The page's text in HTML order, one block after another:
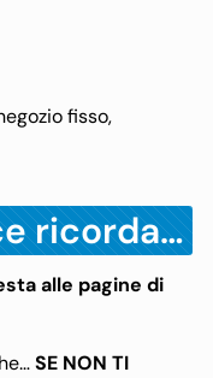
fisso,
ricorda…
alle pagine di
SE NON TI